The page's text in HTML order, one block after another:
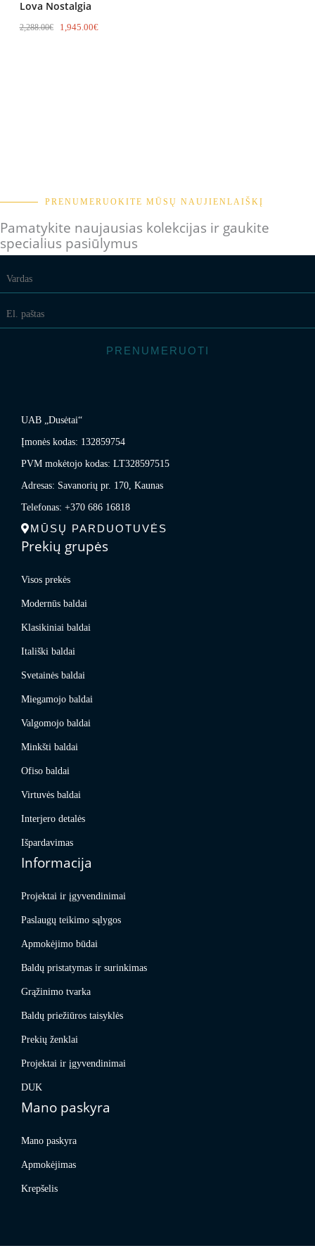
Lova Nostalgia
2,288.00€ 1,945.00€
PRENUMERUOKITE MŪSŲ NAUJIENLAIŠKĮ
Pamatykite naujausias kolekcijas ir gaukite
specialius pasiūlymus
PRENUMERUOTI
UAB „Dusėtai“
Įmonės kodas: 132859754
PVM mokėtojo kodas: LT328597515
Adresas: Savanorių pr. 170, Kaunas
Telefonas: +370 686 16818
MŪSŲ PARDUOTUVĖS
Prekių grupės
Visos prekės
Modernūs baldai
Klasikiniai baldai
Itališki baldai
Svetainės baldai
Miegamojo baldai
Valgomojo baldai
Minkšti baldai
Ofiso baldai
Virtuvės baldai
Interjero detalės
Išpardavimas
Informacija
Projektai ir įgyvendinimai
Paslaugų teikimo sąlygos
Apmokėjimo būdai
Baldų pristatymas ir surinkimas
Grąžinimo tvarka
Baldų priežiūros taisyklės
Prekių ženklai
Projektai ir įgyvendinimai
DUK
Mano paskyra
Mano paskyra
Apmokėjimas
Krepšelis